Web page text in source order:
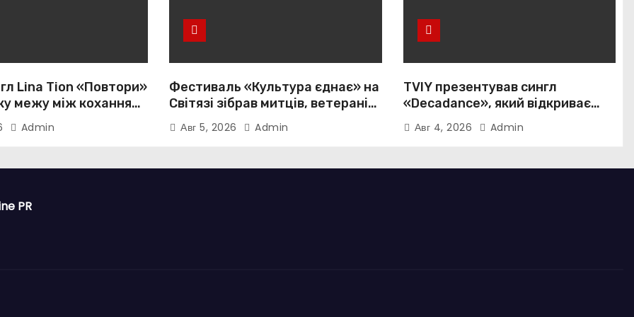
Lina Tion «Повтори»
межу між коханням,
та нав’язливою
Admin
Фестиваль «Культура єднає» на
Світязі зібрав митців, ветеранів і
громади з усієї України
Авг 5, 2026 Admin
TVIY презентував сингл
«Decadance», який відкриває
нову сторінку українського
нуар-попу
Авг 4, 2026 Admin
PR